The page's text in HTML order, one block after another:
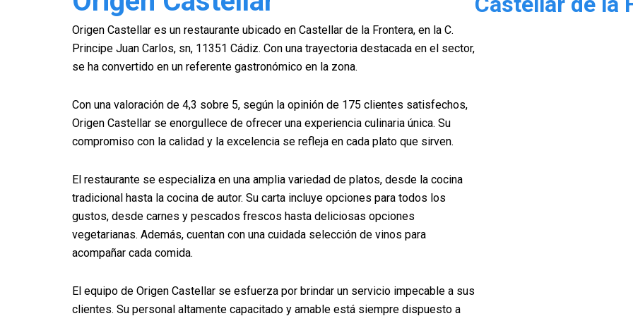
Origen Castellar es un restaurante ubicado en Castellar de la Frontera, en la C.
Principe Juan Carlos, sn, 11351 Cádiz. Con una trayectoria destacada en el sector,
se ha convertido en un referente gastronómico en la zona.
Con una valoración de 4,3 sobre 5, según la opinión de 175 clientes satisfechos,
Origen Castellar se enorgullece de ofrecer una experiencia culinaria única. Su
compromiso con la calidad y la excelencia se refleja en cada plato que sirven.
El restaurante se especializa en una amplia variedad de platos, desde la cocina
tradicional hasta la cocina de autor. Su carta incluye opciones para todos los
gustos, desde carnes y pescados frescos hasta deliciosas opciones
vegetarianas. Además, cuentan con una cuidada selección de vinos para
acompañar cada comida.
El equipo de Origen Castellar se esfuerza por brindar un servicio impecable a sus
clientes. Su personal altamente capacitado y amable está siempre dispuesto a